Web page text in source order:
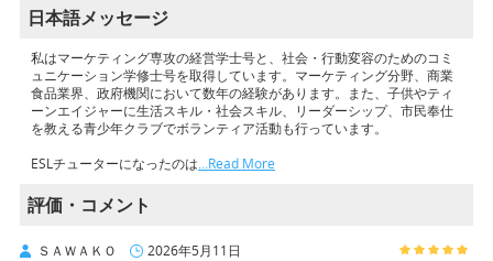
日本語メッセージ
私はマーケティング専攻の経営学士号と、社会・行動変容のためのコミ
ュニケーション学修士号を取得しています。マーケティング分野、商業
食品業界、政府機関において数年の経験があります。また、子供やティ
ーンエイジャーに生活スキル・社会スキル、リーダーシップ、市民奉仕
を教える青少年クラブでボランティア活動も行っています。
ESLチューターになったのは…Read More
評価・コメント
ＳＡＷＡＫＯ 2026年5月11日